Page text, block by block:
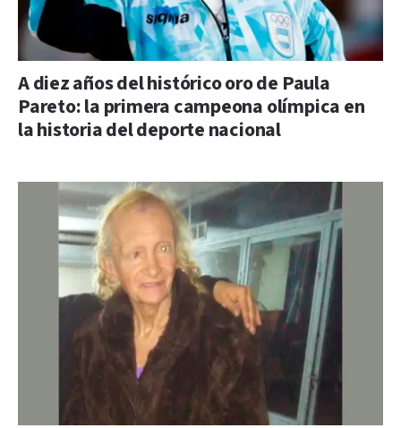
A diez años del histórico oro de Paula
Pareto: la primera campeona olímpica en
la historia del deporte nacional